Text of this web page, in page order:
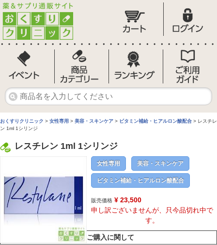
おくすりクリニック > 女性専用 > 美容・スキンケア > ビタミン補給・ヒアルロン酸配合 > レスチレ
ン 1ml 1シリンジ
レスチレン 1ml 1シリンジ
女性専用 美容・スキンケア
ビタミン補給・ヒアルロン酸配合
販売価格 ¥ 23,500
申し訳ございませんが、只今品切れ中で
す。
ご購入に関して